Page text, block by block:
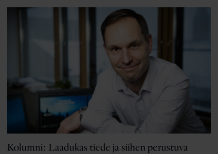
Kolumni: Laadukas tiede ja siihen perustuva